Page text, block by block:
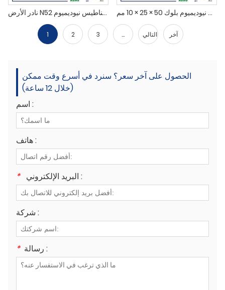
نادر الأرض N52 كتلة مغناطيس نيوديميوم مغناطيس قوي نيوديميوم بلوك 50 × 25 × 10 مم
1 2 3 ... التالي آخر
الحصول على آخر سعر؟ سنرد في أسرع وقت ممكن
(خلال 12 ساعة)
اسم :
هاتف :
* البريد الإلكتروني :
شركة :
* رسالة :